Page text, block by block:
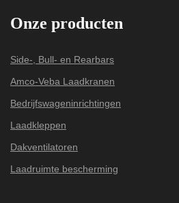
Onze producten
Side-, Bull- en Rearbars
Amco-Veba Laadkranen
Bedrijfswageninrichtingen
Laadkleppen
Dakventilatoren
Laadruimte bescherming